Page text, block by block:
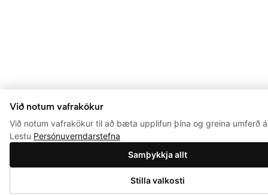
Við notum vafrakökur
Við notum vafrakökur til að bæta upplifun þína og greina umferð
Lestu Persónuverndarstefna
Samþykkja allt
Stilla valkosti
Setja í körfu